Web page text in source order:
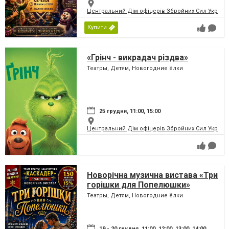
Центральний Дім офіцерів Збройних Сил
Купити
«Грінч - викрадач різдва»
Театры, Детям, Новогодние ёлки
25 грудня, 11:00, 15:00
Центральний Дім офіцерів Збройних Сил
Новорічна музична вистава «Три
горішки для Попелюшки»
Театры, Детям, Новогодние ёлки